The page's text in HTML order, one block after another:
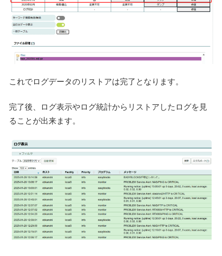
これでログデータのリストアは完了となります。
完了後、ログ表示やログ統計からリストアしたログを見
ることが出来ます。